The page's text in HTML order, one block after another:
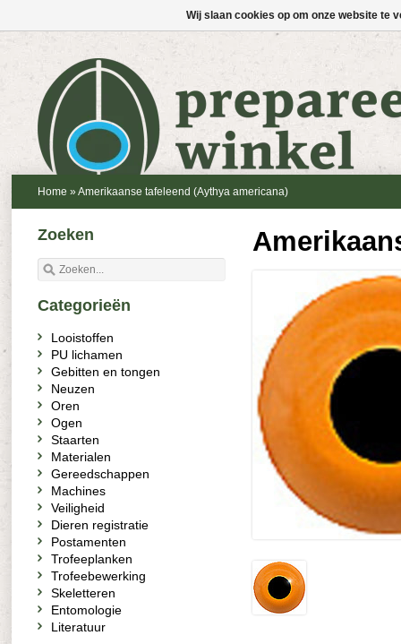
Home » Amerikaanse tafeleend (Aythya americana)
Zoeken
Categorieën
Looistoffen
PU lichamen
Gebitten en tongen
Neuzen
Oren
Ogen
Staarten
Materialen
Gereedschappen
Machines
Veiligheid
Dieren registratie
Postamenten
Trofeeplanken
Trofeebewerking
Skeletteren
Entomologie
Literatuur
Wij slaan cookies op om onze website te